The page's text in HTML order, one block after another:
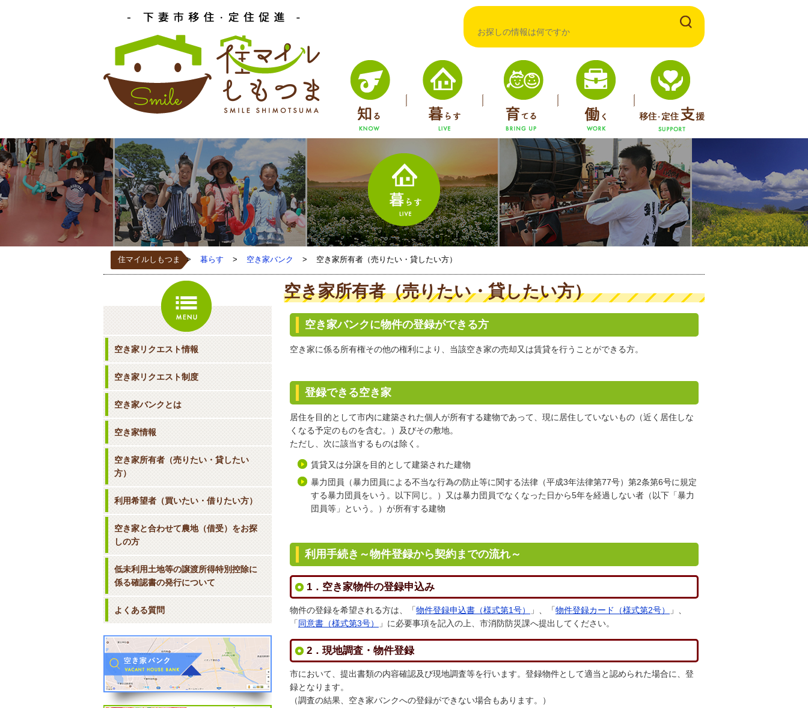
下妻市移住・定住促進「住マイルしもつま」ホームページ
暮らす 育てる
住マイルしもつま
住マイルしもつま > 暮らす > 空き家バンク > 空き家所有者（売りたい・貸したい方）
空き家所有者（売りたい・貸したい方）
空き家バンクに物件の登録ができる方
空き家に係る所有権その他の権利により、当該空き家の売却又は賃貸を行うことができる方。
登録できる空き家
居住を目的として市内に建築された個人が所有する建物であって、現に居住していないもの（近く居住しな
くなる予定のものを含む。）及びその敷地。
ただし、次に該当するものは除く。
賃貸又は分譲を目的として建築された建物
暴力団員（暴力団員による不当な行為の防止等に関する法律（平成3年法律第77号）第2条第6号に規定
する暴力団員をいう。以下同じ。）又は暴力団員でなくなった日から5年を経過しない者（以下「暴力
団員等」という。）が所有する建物
利用手続き～物件登録から契約までの流れ～
1．空き家物件の登録申込み
物件の登録を希望される方は、「物件登録申込書（様式第1号） 」、「物件登録カード（様式第2号）
」、
「同意書（様式第3号） 」に必要事項を記入の上、市消防防災課へ提出してください。
2．現地調査・物件登録
市において、提出書類の内容確認及び現地調査等を行います。登録物件として適当と認められた場合に、登
録となります。
（調査の結果、空き家バンクへの登録ができない場合もあります。）
空き家バンク
空き家リクエスト情報
空き家リクエスト制度
空き家バンクとは
空き家情報
空き家所有者（売りたい・貸したい
方）
利用希望者（買いたい・借りたい方）
空き家と合わせて農地（借受）をお探
しの方
低未利用土地等の譲渡所得特別控除に
係る確認書の発行について
よくある質問
空き家バンク